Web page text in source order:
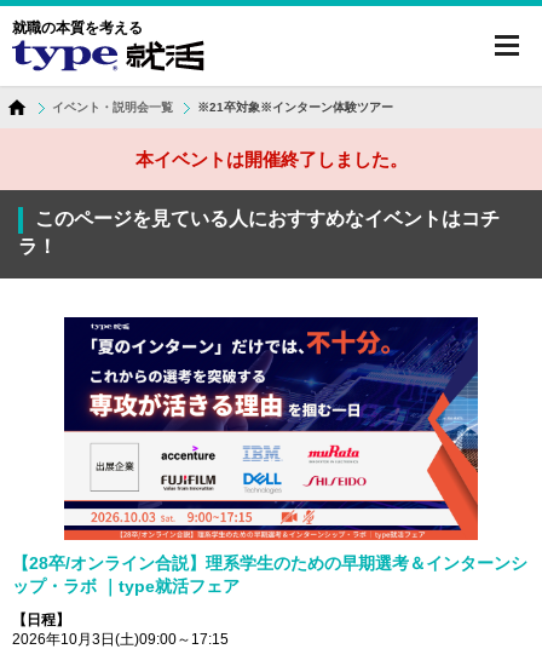
就職の本質を考える
イベント・説明会一覧 ※21卒対象※インターン体験ツアー
本イベントは開催終了しました。
このページを見ている人におすすめなイベントはコチ
ラ！
【28卒/オンライン合説】理系学生のための早期選考＆インターンシ
ップ・ラボ ｜type就活フェア
【日程】
2026年10月3日(土)09:00～17:15